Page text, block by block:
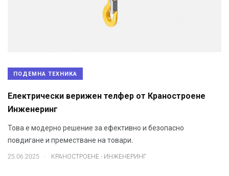
ПОДЕМНА ТЕХНИКА
Електрически верижен телфер от Краностроене
Инженеринг
Това е модерно решение за ефективно и безопасно
повдигане и преместване на товари.
25.06.2025 . КРАНОСТРОЕНЕ - ИНЖЕНЕРИНГ